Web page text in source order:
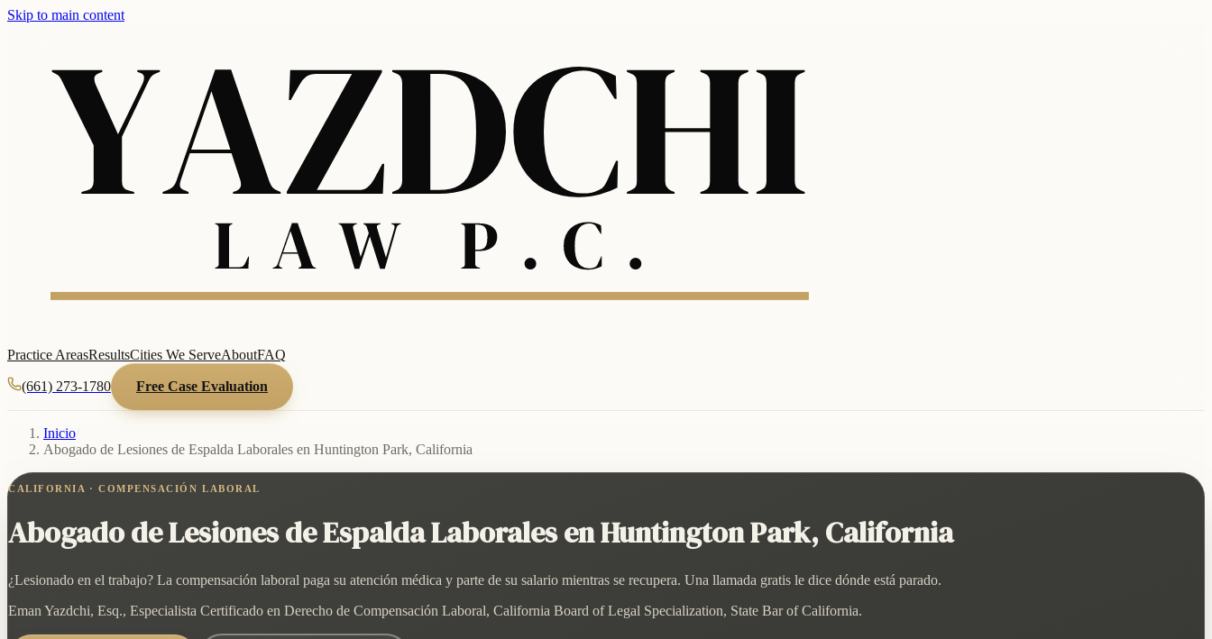
Skip to main content
Practice AreasResultsCities We ServeAboutFAQ
(661) 273-1780 Free Case Evaluation
Inicio/
Abogado de Lesiones de Espalda Laborales en Huntington Park, California
CALIFORNIA · COMPENSACIÓN LABORAL
Abogado de Lesiones de Espalda Laborales en Huntington Park, California
¿Lesionado en el trabajo? La compensación laboral paga su atención médica y parte de su salario mientras se recupera. Una llamada gratis le dice dónde está parado.
Eman Yazdchi, Esq., Especialista Certificado en Derecho de Compensación Laboral, California Board of Legal Specialization, State Bar of California.